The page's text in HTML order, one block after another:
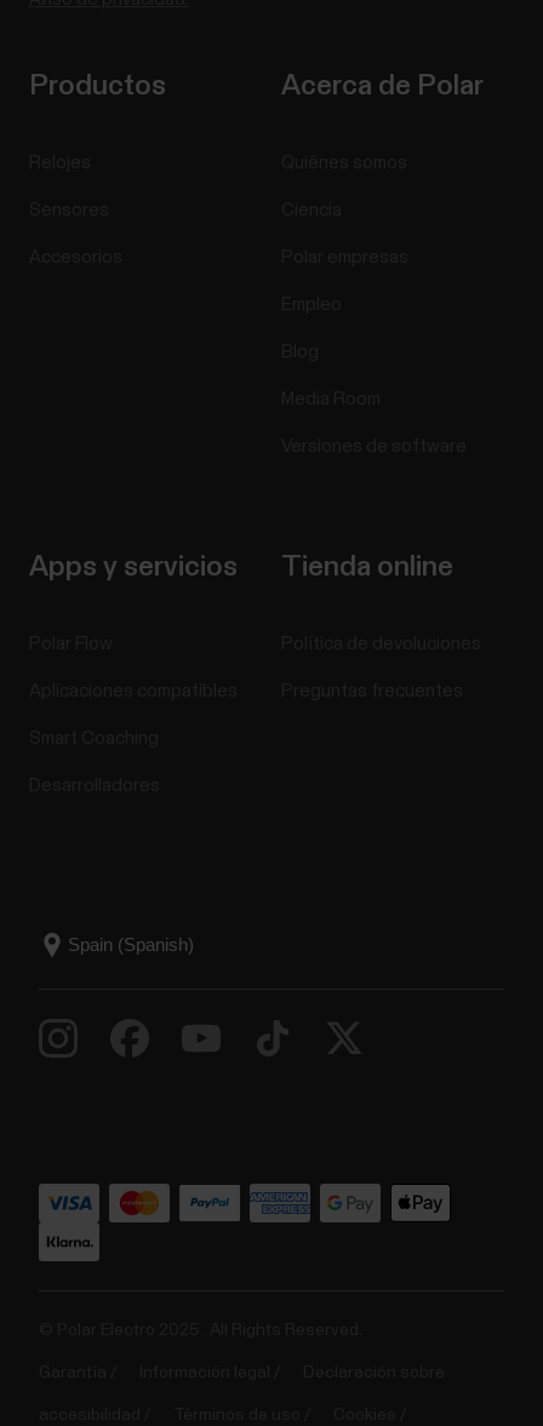
Productos Acerca de Polar
Apps y servicios Tienda online